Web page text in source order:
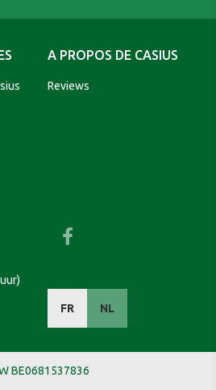
A PROPOS DE CASIUS
Reviews
FR NL
BE0681537836